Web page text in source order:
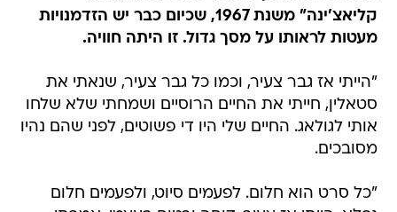
קליאצ'ינה" משנת 1967, שכיום כבר יש הזדמנויות
מעטות לראותו על מסך גדול. זו היתה חוויה.
"הייתי אז גבר צעיר, וכמו כל גבר צעיר, שנאתי את
סטאלין, חייתי את החיים הרוסיים ושמחתי שלא שלחו
אותי לגולאג. החיים שלי היו די פשוטים, לפני שהם נהיו
מסובכים.
"כל סרט הוא חלום. לפעמים סיוט, ולפעמים חלום